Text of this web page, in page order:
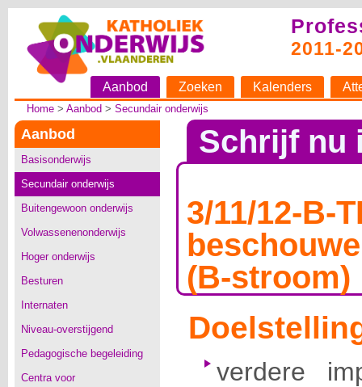
2011-
Aanbod Zoeken Kalenders
Home> Aanbod > Secundair onderwijs
Aanbod
Basisonderwijs
Secundair onderwijs
Buitengewoon onderwijs
Volwassenenonderwijs
Hoger onderwijs
Besturen
Internaten
Niveau-overstijgend
Pedagogische begeleiding
Centra voor
Schrijf nu
3/11/12-B-
(B-stroom)
verdere